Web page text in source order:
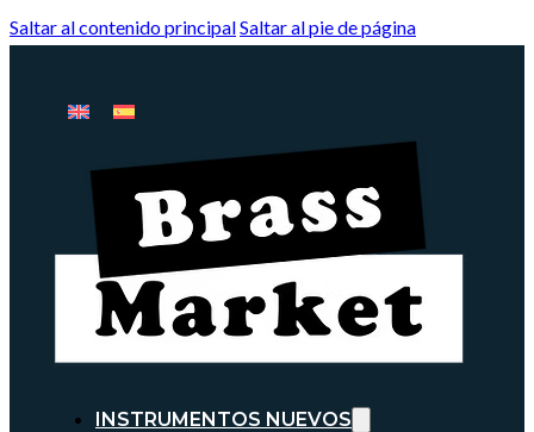
Saltar al contenido principalSaltar al pie de página
INSTRUMENTOS NUEVOS